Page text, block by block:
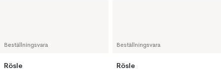
Beställningsvara
Rösle
Beställningsvara
Rösle